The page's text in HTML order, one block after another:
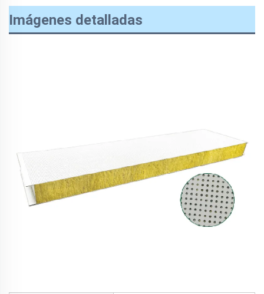
Imágenes detalladas